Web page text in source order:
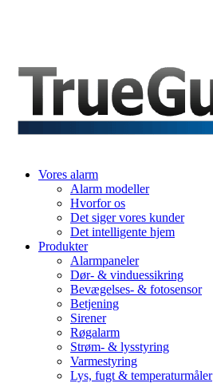
Vores alarm
Alarm modeller
Hvorfor os
Det siger vores kunder
Det intelligente hjem
Produkter
Alarmpaneler
Dør- & vinduessikring
Bevægelses- & fotosensor
Betjening
Sirener
Røgalarm
Strøm- & lysstyring
Varmestyring
Lys, fugt & temperaturmåler